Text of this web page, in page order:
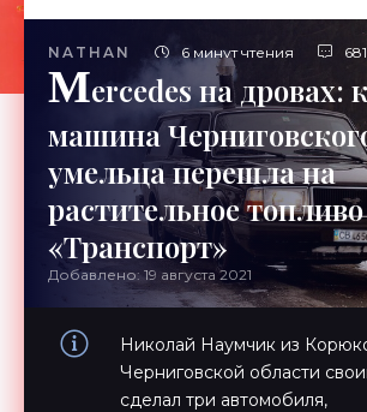
NATHAN 6 минут чтения 681
Mercedes на дровах:
машина
умельца перешла на
растительное
«Транспорт»
Добавлено: 19 августа 2021
Николай Наумчик из
Черниговской области
сделал три автомобиля,